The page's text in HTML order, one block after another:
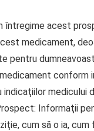
întregime acest
medicament,
pentru
conform
medicului
Informaţii
cum să o ia, cum